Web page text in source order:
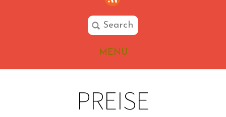
MENU
PREISE